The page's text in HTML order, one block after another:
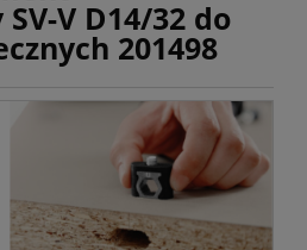
V D14/32 do
201498